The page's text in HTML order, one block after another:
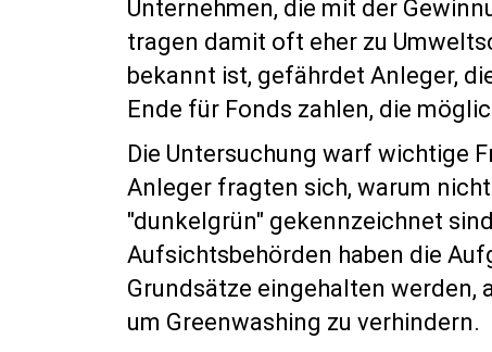
Unternehmen, die mit der
tragen damit oft eher zu
bekannt ist, gefährdet Anleger,
Ende für Fonds zahlen, die
Die Untersuchung warf wichtige
Anleger fragten sich, warum
"dunkelgrün" gekennzeichnet
Aufsichtsbehörden haben die
Grundsätze eingehalten werden,
um Greenwashing zu verhindern.